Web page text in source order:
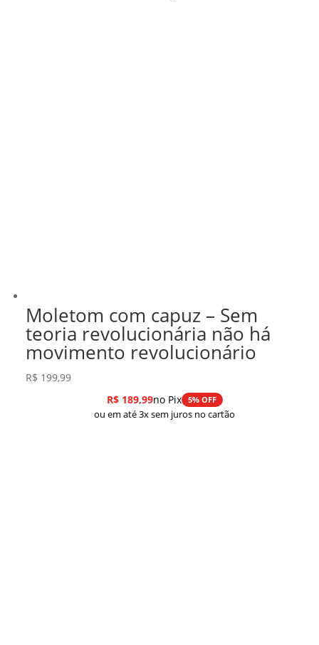
Moletom com capuz – Sem
teoria revolucionária não há
movimento revolucionário
R$ 199,99
R$189,99no Pix 5% OFF
ou em até 3x sem juros no cartão